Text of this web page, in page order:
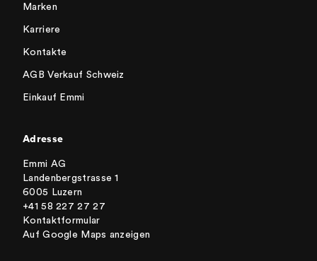
Marken
Karriere
Kontakte
AGB Verkauf Schweiz
Einkauf Emmi
Adresse
Emmi AG
Landenbergstrasse 1
6005 Luzern
+41 58 227 27 27
Kontaktformular
Auf Google Maps anzeigen